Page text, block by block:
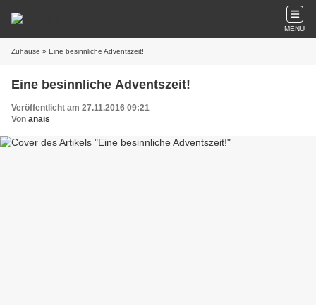
MENU
Zuhause » Eine besinnliche Adventszeit!
Eine besinnliche Adventszeit!
Veröffentlicht am 27.11.2016 09:21
Von anais